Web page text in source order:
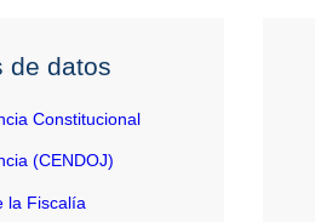
de datos
Constitucional
(CENDOJ)
la Fiscalía